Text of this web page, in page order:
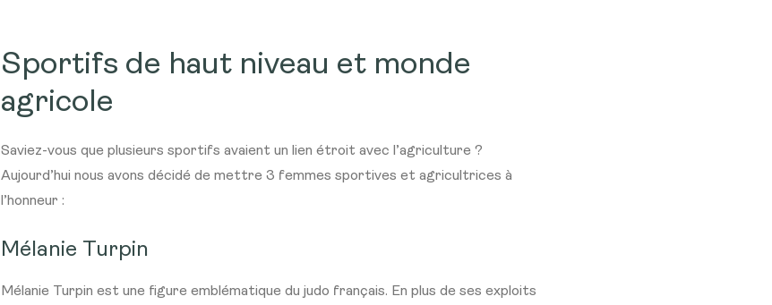
Sportifs de haut niveau et monde
agricole
Saviez-vous que plusieurs sportifs avaient un lien étroit avec l’agriculture ?
Aujourd’hui nous avons décidé de mettre 3 femmes sportives et agricultrices à
l’honneur :
Mélanie Turpin
Mélanie Turpin est une figure emblématique du judo français. En plus de ses exploits